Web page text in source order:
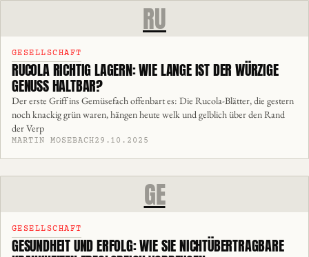
RU
GESELLSCHAFT
RUCOLA RICHTIG LAGERN: WIE LANGE IST DER WÜRZIGE
GENUSS HALTBAR?
Der erste Griff ins Gemüsefach offenbart es: Die Rucola-Blätter, die gestern
noch knackig grün waren, hängen heute welk und gelblich über den Rand
der Verp
MARTIN MOSEBACH29.10.2025
GE
GESELLSCHAFT
GESUNDHEIT UND ERFOLG: WIE SIE NICHTÜBERTRAGBARE